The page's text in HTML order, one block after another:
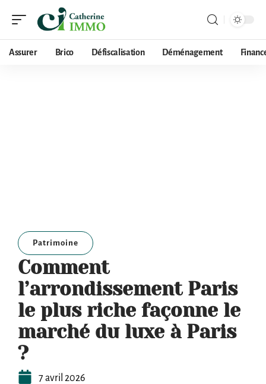
Assurer Brico Défiscalisation Déménagement
Patrimoine
Comment
l’arrondissement Paris
le plus riche façonne le
marché du luxe à Paris
?
7 avril 2026